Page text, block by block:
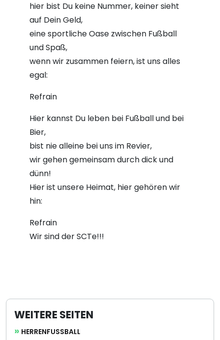
hier bist Du keine Nummer, keiner sieht
auf Dein Geld,
eine sportliche Oase zwischen Fußball
und Spaß,
wenn wir zusammen feiern, ist uns alles
egal:
Refrain
Hier kannst Du leben bei Fußball und bei
Bier,
bist nie alleine bei uns im Revier,
wir gehen gemeinsam durch dick und
dünn!
Hier ist unsere Heimat, hier gehören wir
hin:
Refrain
Wir sind der SCTe!!!
WEITERE SEITEN
HERRENFUSSBALL